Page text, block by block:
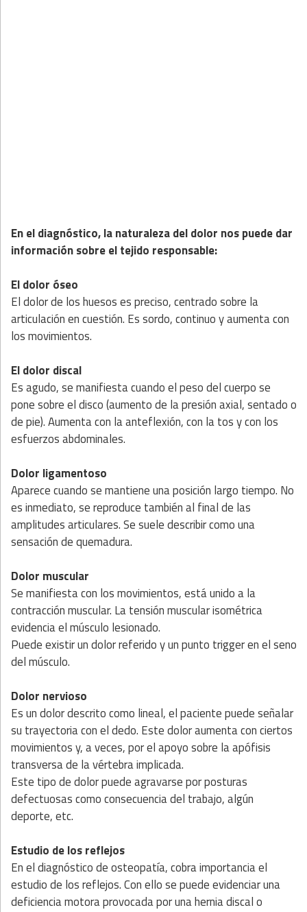
En el diagnóstico, la naturaleza del dolor nos puede dar
información sobre el tejido responsable:
El dolor óseo
El dolor de los huesos es preciso, centrado sobre la
articulación en cuestión. Es sordo, continuo y aumenta con
los movimientos.
El dolor discal
Es agudo, se manifiesta cuando el peso del cuerpo se
pone sobre el disco (aumento de la presión axial, sentado o
de pie). Aumenta con la anteflexión, con la tos y con los
esfuerzos abdominales.
Dolor ligamentoso
Aparece cuando se mantiene una posición largo tiempo. No
es inmediato, se reproduce también al final de las
amplitudes articulares. Se suele describir como una
sensación de quemadura.
Dolor muscular
Se manifiesta con los movimientos, está unido a la
contracción muscular. La tensión muscular isométrica
evidencia el músculo lesionado.
Puede existir un dolor referido y un punto trigger en el seno
del músculo.
Dolor nervioso
Es un dolor descrito como lineal, el paciente puede señalar
su trayectoria con el dedo. Este dolor aumenta con ciertos
movimientos y, a veces, por el apoyo sobre la apófisis
transversa de la vértebra implicada.
Este tipo de dolor puede agravarse por posturas
defectuosas como consecuencia del trabajo, algún
deporte, etc.
Estudio de los reflejos
En el diagnóstico de osteopatía, cobra importancia el
estudio de los reflejos. Con ello se puede evidenciar una
deficiencia motora provocada por una hernia discal o